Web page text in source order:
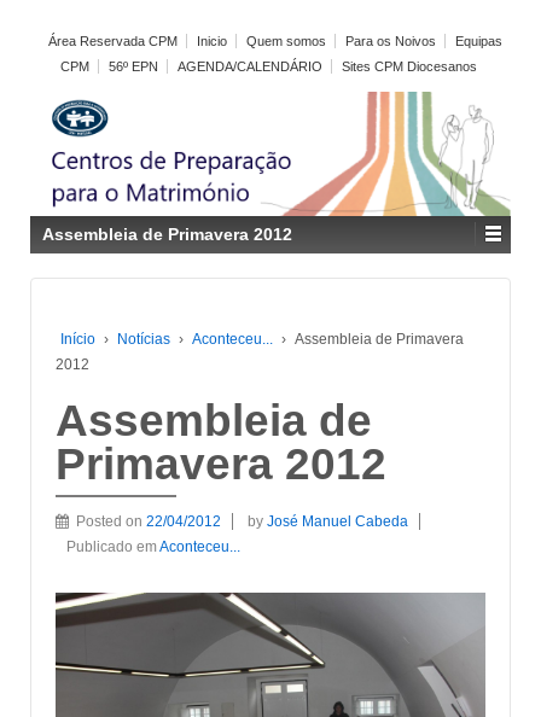
Área Reservada CPM Inicio Quem somos Para os Noivos
Equipas
CPM
56º EPN AGENDA/CALENDÁRIO Sites CPM Diocesanos
Assembleia de Primavera 2012
Início › Notícias › Aconteceu... › Assembleia de Primavera
2012
Assembleia de
Primavera 2012
Posted on 22/04/2012 by José Manuel Cabeda
Publicado emAconteceu...